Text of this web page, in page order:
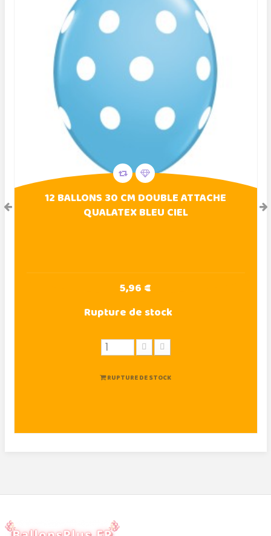
12 BALLONS 30 CM DOUBLE ATTACHE
QUALATEX BLEU CIEL
5,96 €
Rupture de stock
RUPTURE DE STOCK